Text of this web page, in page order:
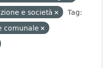
e società
Tag:
comunale